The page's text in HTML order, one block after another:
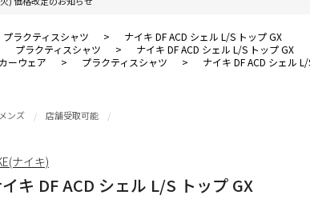
プラクティスシャツ >
ナイキ DF ACD シェル L/S トップ GX
プラクティスシャツ >
ナイキ DF ACD シェル L/S トップ GX
ーウェア > プラクティスシャツ > ナイキ DF ACD シェル
メンズ 店舗受取可能
キ DF ACD シェル L/S トップ GX
ナイキ)